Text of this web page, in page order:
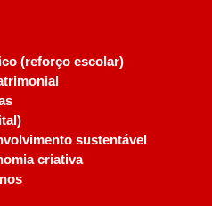
(reforço escolar)
sustentável
criativa